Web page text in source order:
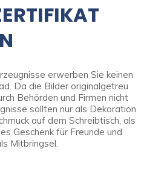
erwerben Sie keinen
Da die Bilder originalgetreu
Behörden und Firmen nicht
sollten nur als Dekoration
auf dem Schreibtisch, als
Geschenk für Freunde und
Mitbringsel.